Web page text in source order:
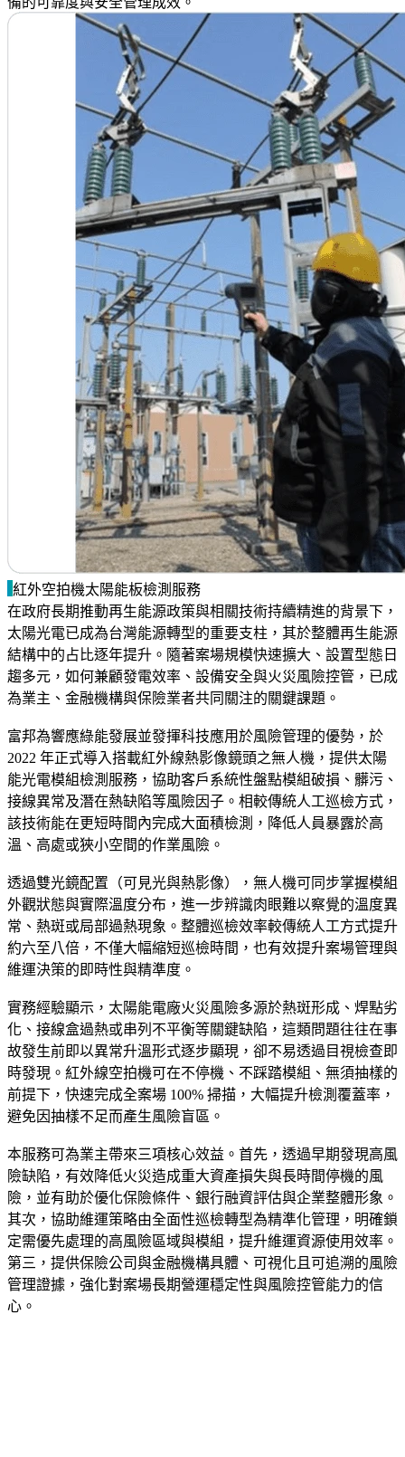
紅外空拍機太陽能板檢測服務
在政府長期推動再生能源政策與相關技術持續精進的背景下，
太陽光電已成為台灣能源轉型的重要支柱，其於整體再生能源
結構中的占比逐年提升。隨著案場規模快速擴大、設置型態日
趨多元，如何兼顧發電效率、設備安全與火災風險控管，已成
為業主、金融機構與保險業者共同關注的關鍵課題。
富邦為響應綠能發展並發揮科技應用於風險管理的優勢，於
2022 年正式導入搭載紅外線熱影像鏡頭之無人機，提供太陽
能光電模組檢測服務，協助客戶系統性盤點模組破損、髒污、
接線異常及潛在熱缺陷等風險因子。相較傳統人工巡檢方式，
該技術能在更短時間內完成大面積檢測，降低人員暴露於高
溫、高處或狹小空間的作業風險。
透過雙光鏡配置（可見光與熱影像），無人機可同步掌握模組
外觀狀態與實際溫度分布，進一步辨識肉眼難以察覺的溫度異
常、熱斑或局部過熱現象。整體巡檢效率較傳統人工方式提升
約六至八倍，不僅大幅縮短巡檢時間，也有效提升案場管理與
維運決策的即時性與精準度。
實務經驗顯示，太陽能電廠火災風險多源於熱斑形成、焊點劣
化、接線盒過熱或串列不平衡等關鍵缺陷，這類問題往往在事
故發生前即以異常升溫形式逐步顯現，卻不易透過目視檢查即
時發現。紅外線空拍機可在不停機、不踩踏模組、無須抽樣的
前提下，快速完成全案場 100% 掃描，大幅提升檢測覆蓋率，
避免因抽樣不足而產生風險盲區。
本服務可為業主帶來三項核心效益。首先，透過早期發現高風
險缺陷，有效降低火災造成重大資產損失與長時間停機的風
險，並有助於優化保險條件、銀行融資評估與企業整體形象。
其次，協助維運策略由全面性巡檢轉型為精準化管理，明確鎖
定需優先處理的高風險區域與模組，提升維運資源使用效率。
第三，提供保險公司與金融機構具體、可視化且可追溯的風險
管理證據，強化對案場長期營運穩定性與風險控管能力的信
心。